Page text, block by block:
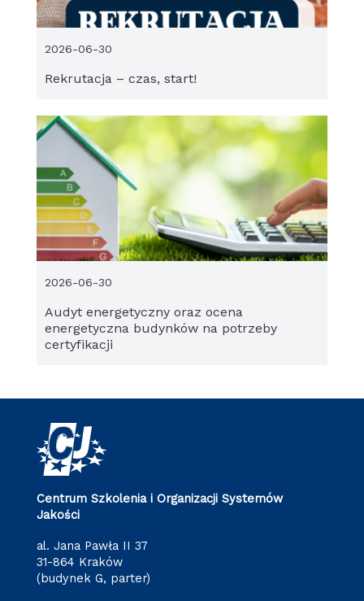
Rekrutacja – czas, start!
2026-06-30
Audyt energetyczny oraz ocena
energetyczna budynków na potrzeby
certyfikacji
2026-06-30
Centrum Szkolenia i Organizacji Systemów
Jakości
al. Jana Pawła II 37
31-864 Kraków
(budynek G, parter)